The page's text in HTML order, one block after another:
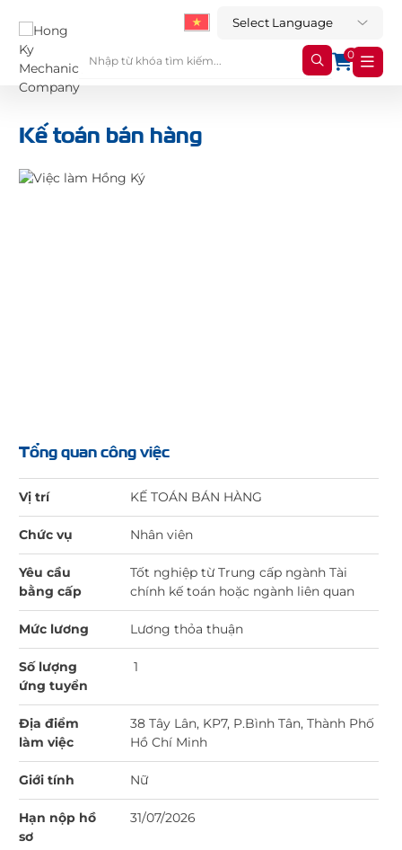
0
Kế toán bán hàng
Tổng quan công việc
Vị trí KẾ TOÁN BÁN HÀNG
Chức vụ Nhân viên
Yêu cầu
bằng cấp
Tốt nghiệp từ Trung cấp ngành Tài
chính kế toán hoặc ngành liên quan
Mức lương Lương thỏa thuận
Số lượng
ứng tuyển
1
Địa điểm
làm việc
38 Tây Lân, KP7, P.Bình Tân, Thành Phố
Hồ Chí Minh
Giới tính Nữ
Hạn nộp hồ
sơ
31/07/2026